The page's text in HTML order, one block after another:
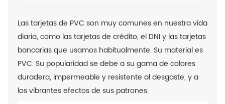
Las tarjetas de PVC son muy comunes en nuestra vida
diaria, como las tarjetas de crédito, el DNI y las tarjetas
bancarias que usamos habitualmente. Su material es
PVC. Su popularidad se debe a su gama de colores
duradera, impermeable y resistente al desgaste, y a
los vibrantes efectos de sus patrones.